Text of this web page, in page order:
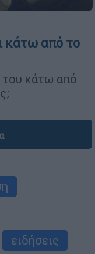
κάτω από το
του κάτω από
ειδήσεις